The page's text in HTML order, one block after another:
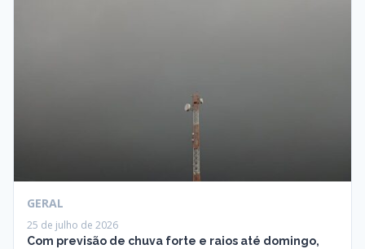
GERAL
25 de julho de 2026
Com previsão de chuva forte e raios até domingo,